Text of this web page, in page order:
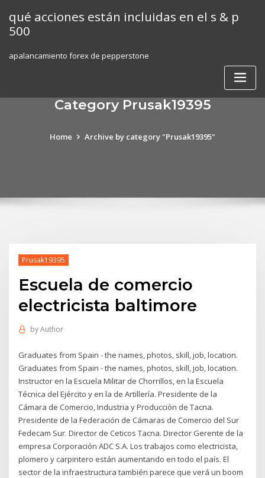
content
qué acciones están incluidas en el s & p
500
apalancamiento forex de pepperstone
Category Prusak19395
Home Archive by category "Prusak19395"
Prusak19395
Escuela de comercio
electricista baltimore
byAuthor
Graduates from Spain - the names, photos, skill, job, location.
Graduates from Spain - the names, photos, skill, job, location.
Instructor en la Escuela Militar de Chorrillos, en la Escuela
Técnica del Ejército y en la de Artillería. Presidente de la
Cámara de Comercio, Industria y Producción de Tacna.
Presidente de la Federación de Cámaras de Comercio del Sur
Fedecam Sur. Director de Ceticos Tacna. Director Gerente de la
empresa Corporación ADC S.A. Los trabajos como electricista,
plomero y carpintero están aumentando en todo el país. El
sector de la infraestructura también parece que verá un boom